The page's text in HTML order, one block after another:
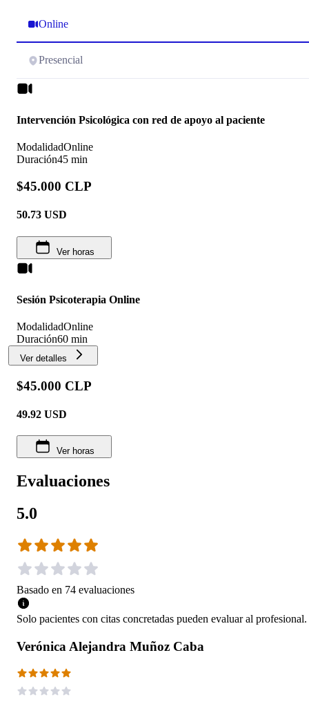
Online
Presencial
Intervención Psicológica con red de apoyo al paciente
ModalidadOnline
Duración45 min
$45.000 CLP
50.73 USD
Ver horas
Sesión Psicoterapia Online
ModalidadOnline
Duración60 min
Ver detalles
$45.000 CLP
49.92 USD
Ver horas
Evaluaciones
5.0
Basado en 74 evaluaciones
Solo pacientes con citas concretadas pueden evaluar al profesional.
Verónica Alejandra Muñoz Caba